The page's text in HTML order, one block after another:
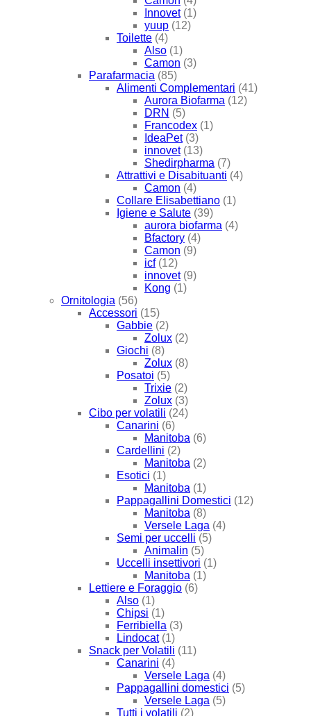
Innovet (1)
yuup (12)
Toilette (4)
Also (1)
Camon (3)
Parafarmacia (85)
Alimenti Complementari (41)
Aurora Biofarma (12)
DRN (5)
Francodex (1)
IdeaPet (3)
innovet (13)
Shedirpharma (7)
Attrattivi e Disabituanti (4)
Camon (4)
Collare Elisabettiano (1)
Igiene e Salute (39)
aurora biofarma (4)
Bfactory (4)
Camon (9)
icf (12)
innovet (9)
Kong (1)
Ornitologia (56)
Accessori (15)
Gabbie (2)
Zolux (2)
Giochi (8)
Zolux (8)
Posatoi (5)
Trixie (2)
Zolux (3)
Cibo per volatili (24)
Canarini (6)
Manitoba (6)
Cardellini (2)
Manitoba (2)
Esotici (1)
Manitoba (1)
Pappagallini Domestici (12)
Manitoba (8)
Versele Laga (4)
Semi per uccelli (5)
Animalin (5)
Uccelli insettivori (1)
Manitoba (1)
Lettiere e Foraggio (6)
Also (1)
Chipsi (1)
Ferribiella (3)
Lindocat (1)
Snack per Volatili (11)
Canarini (4)
Versele Laga (4)
Pappagallini domestici (5)
Versele Laga (5)
Tutti i volatili (2)